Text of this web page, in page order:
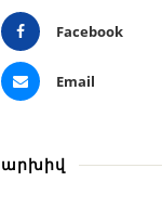
Facebook
Email
արխիվ